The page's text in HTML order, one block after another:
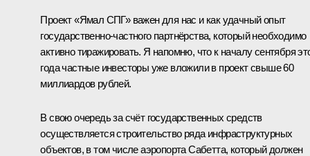
Проект «Ямал СПГ» важен для нас и как удачный опыт
государственно-частного партнёрства, который необходимо
активно тиражировать. Я напомню, что к началу сентября
года частные инвесторы уже вложили в проект свыше 60
миллиардов рублей.
В свою очередь за счёт государственных средств
осуществляется строительство ряда инфраструктурных
объектов, в том числе аэропорта Сабетта, который должен